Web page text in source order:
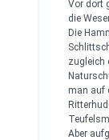
Vor dort
die
Die
zugleich
man auf
Aber